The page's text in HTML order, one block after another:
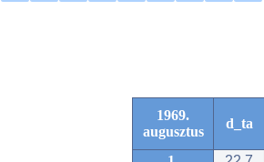
1969.
augusztus
d_ta